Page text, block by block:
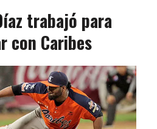
trabajó para
con Caribes